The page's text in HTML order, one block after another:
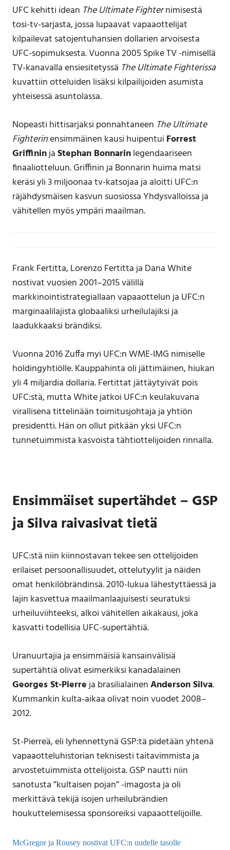
UFC kehitti idean The Ultimate Fighternimisestä
tosi-tv-sarjasta, jossa lupaavat vapaaottelijat
kilpailevat satojentuhansien dollarien arvoisesta
UFC-sopimuksesta. Vuonna 2005 Spike TV -nimisellä
TV-kanavalla ensiesitetyssä The Ultimate Fighterissa
kuvattiin otteluiden lisäksi kilpailijoiden asumista
yhteisessä asuntolassa.
Nopeasti hittisarjaksi ponnahtaneen The Ultimate
Fighterinensimmäinen kausi huipentui Forrest
GriffininjaStephan Bonnarinlegendaariseen
finaaliotteluun. Griffinin ja Bonnarin huima matsi
keräsi yli 3 miljoonaa tv-katsojaa ja aloitti UFC:n
räjähdysmäisen kasvun suosiossa Yhdysvalloissa ja
vähitellen myös ympäri maailman.
Frank Fertitta, Lorenzo Fertitta ja Dana White
nostivat vuosien 2001–2015 välillä
markkinointistrategiallaan vapaaottelun ja UFC:n
marginaalilajista globaaliksi urheilulajiksi ja
laadukkaaksi brändiksi.
Vuonna 2016 Zuffa myi UFC:n WME-IMG nimiselle
holdingyhtiölle. Kauppahinta oli jättimäinen, hiukan
yli 4 miljardia dollaria. Fertittat jättäytyivät pois
UFC:stä, mutta White jatkoi UFC:n keulakuvana
virallisena tittelinään toimitusjohtaja ja yhtiön
presidentti. Hän on ollut pitkään yksi UFC:n
tunnetuimmista kasvoista tähtiottelijoiden rinnalla.
Ensimmäiset supertähdet – GSP
ja Silva raivasivat tietä
UFC:stä niin kiinnostavan tekee sen ottelijoiden
erilaiset persoonallisuudet, ottelutyylit ja näiden
omat henkilöbrändinsä. 2010-lukua lähestyttäessä ja
lajin kasvettua maailmanlaajuisesti seuratuksi
urheiluviihteeksi, alkoi vähitellen aikakausi, joka
kasvatti todellisia UFC-supertähtiä.
Uranuurtajia ja ensimmäisiä kansainvälisiä
supertähtiä olivat esimerkiksi kanadalainen
Georges St-Pierreja brasilialainenAnderson Silva.
Kummankin kulta-aikaa olivat noin vuodet 2008–
2012.
St-Pierreä, eli lyhennettynä GSP:tä pidetään yhtenä
vapaaotteluhistorian teknisesti taitavimmista ja
arvostetuimmista ottelijoista. GSP nautti niin
sanotusta ”kultaisen pojan” -imagosta ja oli
merkittävä tekijä isojen urheilubrändien
houkuttelemisessa sponsoreiksi vapaaottelijoille.
McGregor ja Rousey nostivat UFC:n uudelle tasolle